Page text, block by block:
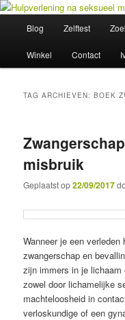
Spring
primaire
inhoud
Spring
secundaire
inhoud
Wegwijzer in Traumaland
Blog Zelftest
Winkel Contact
TAG ARCHIEVEN:BOEK
misbruik
Geplaatst op22/09/2017
Wanneer je een
zwangerschap en
zijn immers in je lichaam
zowel door lichamelijke
machteloosheid in
verloskundige of een